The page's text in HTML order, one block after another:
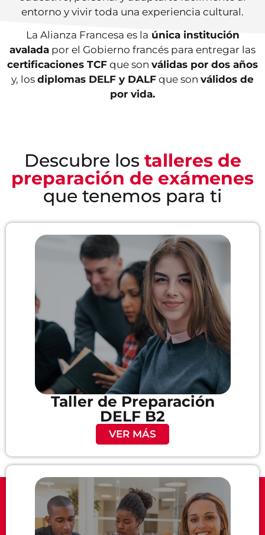
entorno y vivir toda una experiencia cultural.
La Alianza Francesa es la única institución
avalada por el Gobierno francés para entregar las
certificaciones TCF que son válidas por dos años
y, los diplomas DELF y DALF que son válidos de
por vida.
Descubre los talleres de
preparación de exámenes
que tenemos para ti
Taller de Preparación
DELF B2
VER MÁS